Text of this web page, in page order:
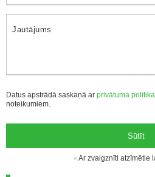
Jautājums
Datus apstrādā saskaņā ar privātuma politika
noteikumiem.
Sūtīt
Ar zvaigznīti atzīmētie